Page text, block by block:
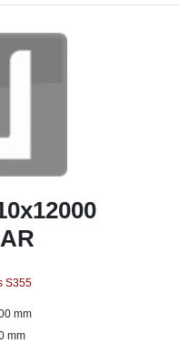
S355
mm
mm